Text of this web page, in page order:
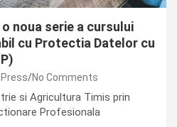
noua serie a cursului
cu Protectia Datelor cu
No Comments
si Agricultura Timis prin
Profesionala